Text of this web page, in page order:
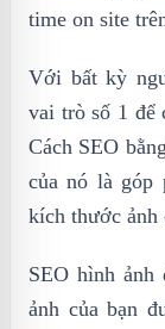
time on site
Với bất kỳ
vai trò số 1 để
Cách SEO
của nó là góp
kích thước ảnh
SEO hình
ảnh của bạn